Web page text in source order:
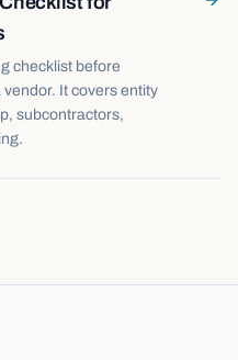
checklist before
It covers entity
subcontractors,